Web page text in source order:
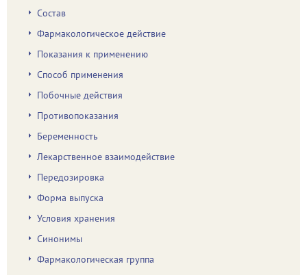
Состав
Фармакологическое действие
Показания к применению
Способ применения
Побочные действия
Противопоказания
Беременность
Лекарственное взаимодействие
Передозировка
Форма выпуска
Условия хранения
Синонимы
Фармакологическая группа